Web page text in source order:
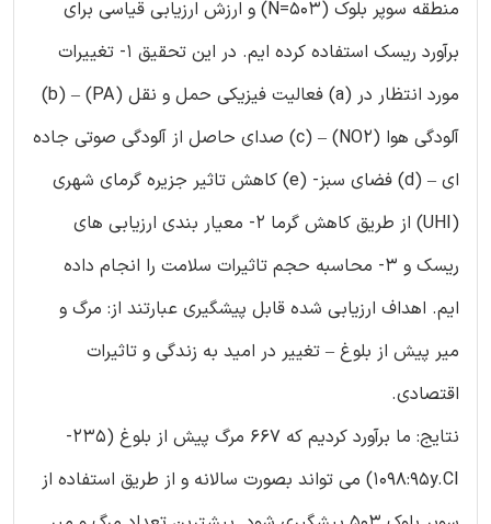
منطقه سوپر بلوک (N=503) و ارزش ارزیابی قیاسی برای
برآورد ریسک استفاده کرده ایم. در این تحقیق 1- تغییرات
مورد انتظار در (a) فعالیت فیزیکی حمل و نقل (PA) – (b)
آلودگی هوا (NO2) – (c) صدای حاصل از آلودگی صوتی جاده
ای – (d) فضای سبز- (e) کاهش تاثیر جزیره گرمای شهری
(UHI) از طریق کاهش گرما 2- معیار بندی ارزیابی های
ریسک و 3- محاسبه حجم تاثیرات سلامت را انجام داده
ایم. اهداف ارزیابی شده قابل پیشگیری عبارتند از: مرگ و
میر پیش از بلوغ – تغییر در امید به زندگی و تاثیرات
اقتصادی.
نتایج: ما برآورد کردیم که 667 مرگ پیش از بلوغ (235-
1098:95y.CI) می تواند بصورت سالانه و از طریق استفاده از